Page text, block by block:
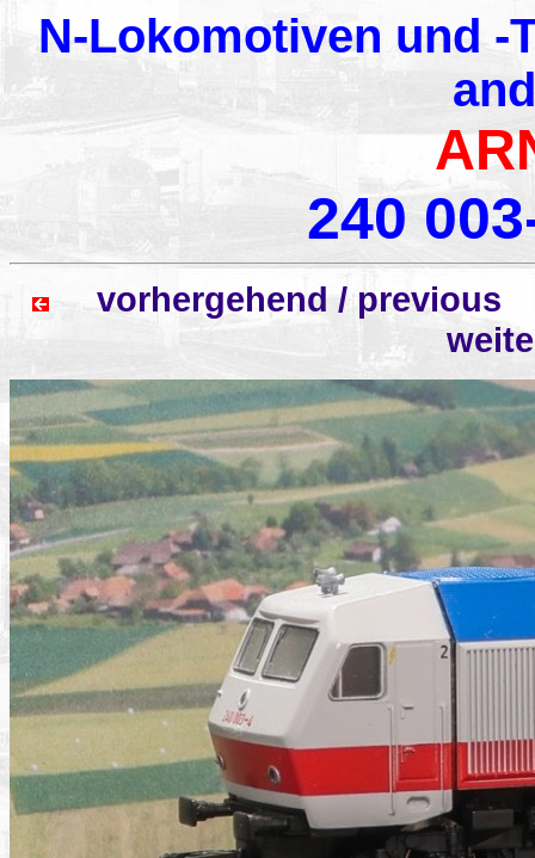
N-Lokomotiven und -
240
vorhergehend /